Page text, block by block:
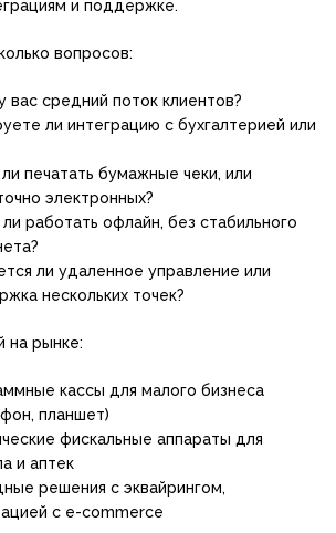
и поддержке.
вопросов:
вас средний поток клиентов?
ли интеграцию с бухгалтерией или
печатать бумажные чеки, или
электронных?
работать офлайн, без стабильного
ли удаленное управление или
нескольких точек?
на рынке:
кассы для малого бизнеса
планшет)
фискальные аппараты для
и аптек
решения с эквайрингом,
с e-commerce